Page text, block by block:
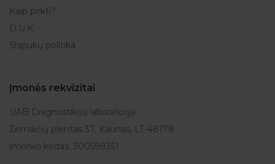
Kaip pirkti?
D.U.K.
Slapukų politika
Įmonės rekvizitai
UAB Diagnostikos laboratorija
Žemaičių plentas 37, Kaunas, LT-48178
Įmonės kodas: 300598351